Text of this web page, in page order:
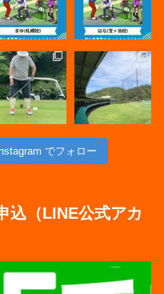
Instagram でフォロー
込（LINE公式アカ